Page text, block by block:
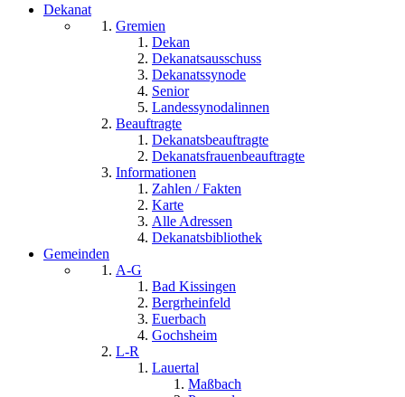
Dekanat
Gremien
Dekan
Dekanatsausschuss
Dekanatssynode
Senior
Landessynodalinnen
Beauftragte
Dekanatsbeauftragte
Dekanatsfrauenbeauftragte
Informationen
Zahlen / Fakten
Karte
Alle Adressen
Dekanatsbibliothek
Gemeinden
A-G
Bad Kissingen
Bergrheinfeld
Euerbach
Gochsheim
L-R
Lauertal
Maßbach